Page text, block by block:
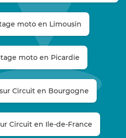
moto en Limousin
moto en Picardie
Circuit en Bourgogne
Circuit en Ile-de-France